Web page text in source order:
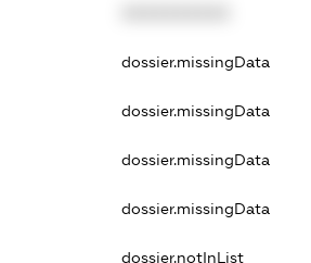
dossier.missingData
dossier.missingData
dossier.missingData
dossier.missingData
dossier.notInList